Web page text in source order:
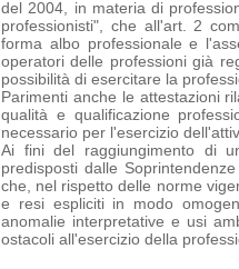
del 2004, in materia di
professionisti", che all'art. 2
forma albo professionale e
operatori delle professioni già
possibilità di esercitare la
Parimenti anche le attestazioni
qualità e qualificazione
necessario per l'esercizio
Ai fini del raggiungimento di
predisposti dalle
che, nel rispetto delle norme
e resi espliciti in modo
anomalie interpretative e usi
ostacoli all'esercizio della